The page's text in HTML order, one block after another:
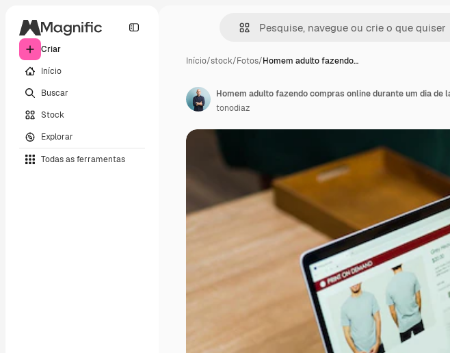
Criar
Início
Buscar
Stock
Explorar
Todas as ferramentas
Início/stock/Fotos/Homem adulto fazendo…
tonodiaz